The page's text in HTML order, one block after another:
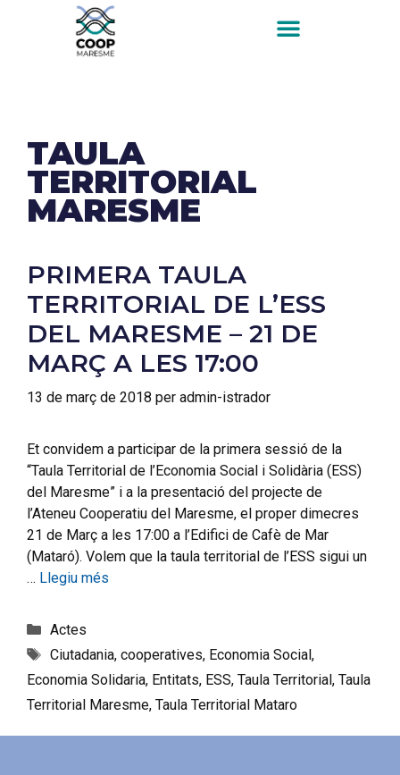
TAULA
TERRITORIAL
MARESME
PRIMERA TAULA
TERRITORIAL DE L’ESS
DEL MARESME – 21 DE
MARÇ A LES 17:00
13 de març de 2018 per admin-istrador
Et convidem a participar de la primera sessió de la
“Taula Territorial de l’Economia Social i Solidària (ESS)
del Maresme” i a la presentació del projecte de
l’Ateneu Cooperatiu del Maresme, el proper dimecres
21 de Març a les 17:00 a l’Edifici de Cafè de Mar
(Mataró). Volem que la taula territorial de l’ESS sigui un
… Llegiu més
Actes
Ciutadania, cooperatives, Economia Social,
Economia Solidaria, Entitats, ESS, Taula Territorial, Taula
Territorial Maresme, Taula Territorial Mataro